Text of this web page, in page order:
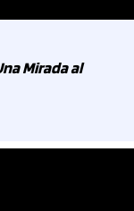
Mirada al